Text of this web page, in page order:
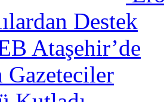
Destek